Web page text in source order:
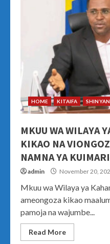
HOME KITAIFA
MKUU WA WILAYA
KIKAO NA
NAMNA YA
admin November 20,
Mkuu wa Wilaya ya
ameongoza kikao
pamoja na wajumbe...
Read More